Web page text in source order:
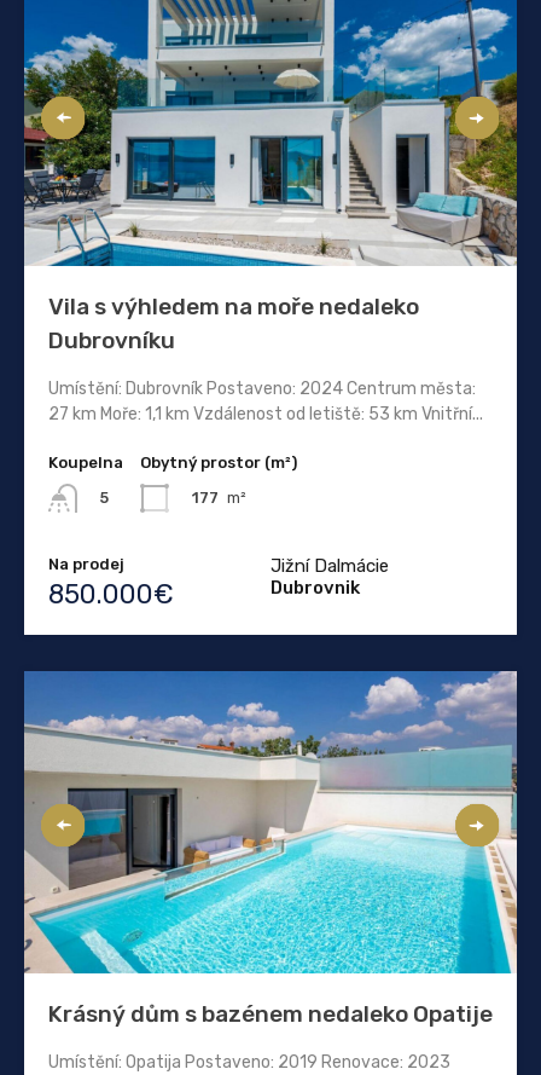
Vila s výhledem na moře nedaleko
Dubrovníku
Umístění: Dubrovník Postaveno: 2024 Centrum města:
27 km Moře: 1,1 km Vzdálenost od letiště: 53 km Vnitřní...
Koupelna
5
Obytný prostor (m²)
177 m²
Na prodej
850.000€
Jižní Dalmácie
Dubrovnik
Krásný dům s bazénem nedaleko Opatije
Umístění: Opatija Postaveno: 2019 Renovace: 2023